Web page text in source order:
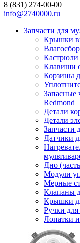
8 (831) 274-00-00
info@2740000.ru
Запчасти для
Крышки
Кастрюли
Клавиши
Корзины
Запасные
Redmond
Детали
Детали
Запчасти
Датчики
Дно
Модули
Мерные
Клапаны
Крышки
Ручки для
Лопатки и